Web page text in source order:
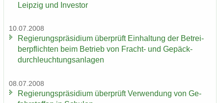
Leip­zig und In­ves­tor
10.07.2008
Re­gie­rungs­prä­si­di­um über­prüft Ein­hal­tung der Be­trei­
ber­pflich­ten beim Be­trieb von Fracht-​ und Ge­päck­
durch­leuch­tungs­an­la­gen
08.07.2008
Re­gie­rungs­prä­si­di­um über­prüft Ver­wen­dung von Ge­